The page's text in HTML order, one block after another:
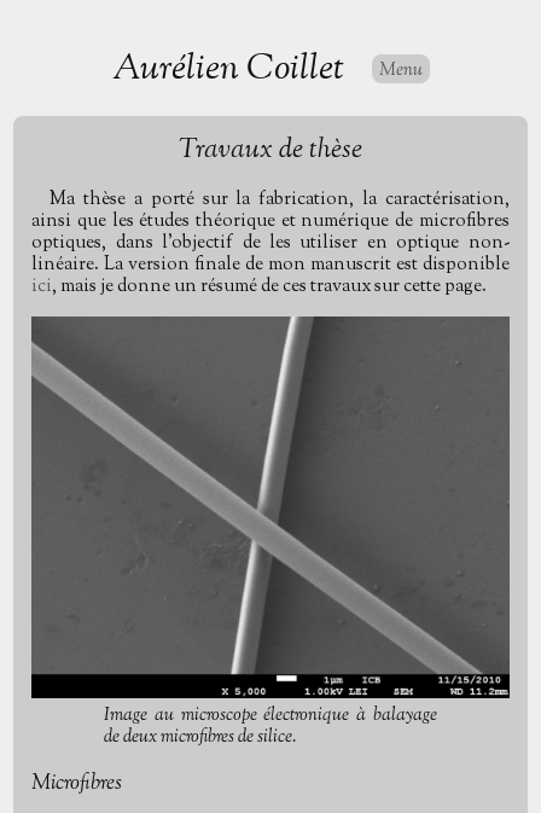
Aurélien Coillet Menu
Travaux de thèse
Ma thèse a porté sur la fabrication, la caractérisation,
ainsi que les études théorique et numérique de microfibres
optiques, dans l'objectif de les utiliser en optique non-
linéaire. La version finale de mon manuscrit est disponible
ici, mais je donne un résumé de ces travaux sur cette page.
Image au microscope électronique à balayage
de deux microfibres de silice.
Microfibres